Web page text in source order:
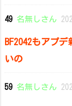
49 名無しさん
BF2042もアプ
いの
59 名無しさん